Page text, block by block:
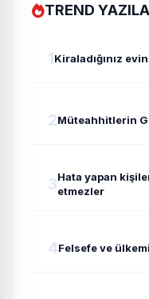
TREND
1Kiraladığınız
2Müteahhitlerin
3Hata yapan
etmezler
4Felsefe ve